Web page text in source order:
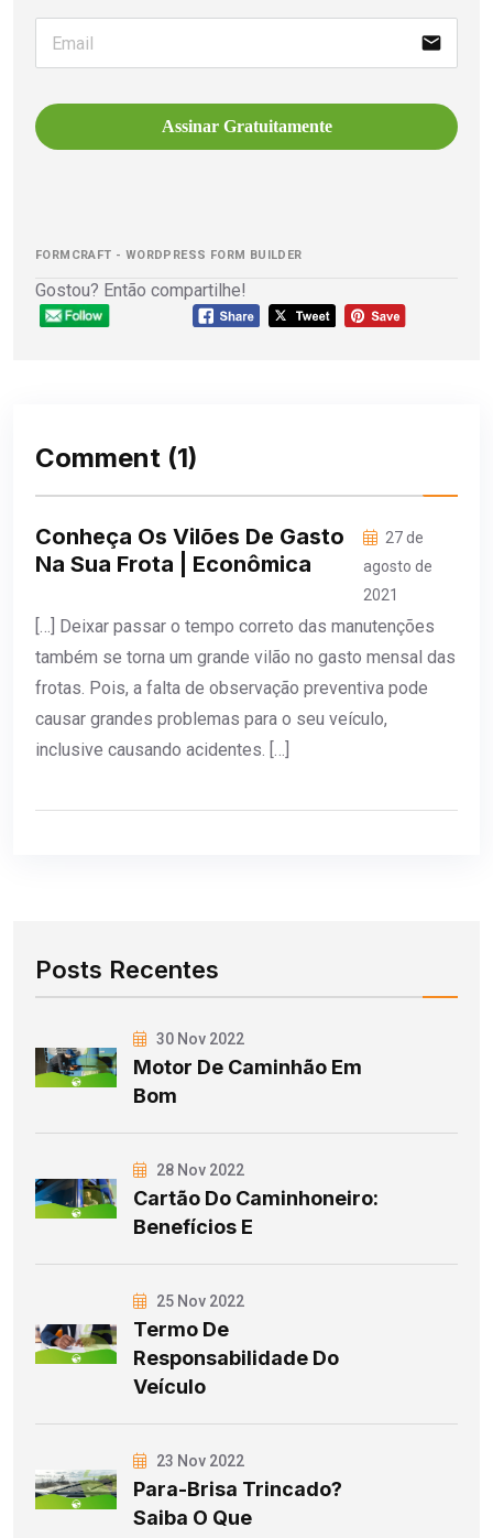
email
Assinar Gratuitamente
FORMCRAFT - WORDPRESS FORM BUILDER
Gostou? Então compartilhe!
Comment (1)
Conheça Os Vilões De Gasto
Na Sua Frota | Econômica
27 de
agosto de
2021
[…] Deixar passar o tempo correto das manutenções
também se torna um grande vilão no gasto mensal das
frotas. Pois, a falta de observação preventiva pode
causar grandes problemas para o seu veículo,
inclusive causando acidentes. […]
Posts Recentes
30 Nov 2022
Motor De Caminhão Em
Bom
28 Nov 2022
Cartão Do Caminhoneiro:
Benefícios E
25 Nov 2022
Termo De
Responsabilidade Do
Veículo
23 Nov 2022
Para-Brisa Trincado?
Saiba O Que